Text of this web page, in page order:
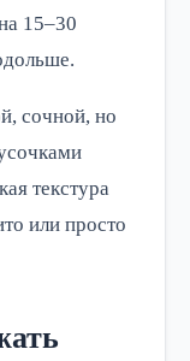
15–30
сочной, но
текстура
или просто